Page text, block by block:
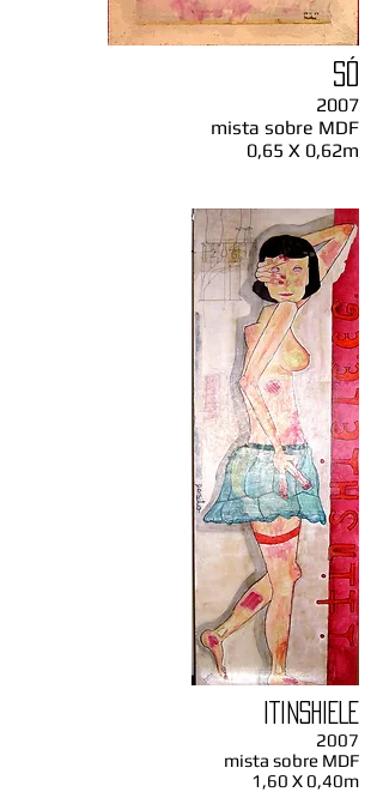
SÓ
2007
mista sobre MDF
0,65 X 0,62m
ITINSHIELE
2007
mista sobre MDF
1,60 X 0,40m